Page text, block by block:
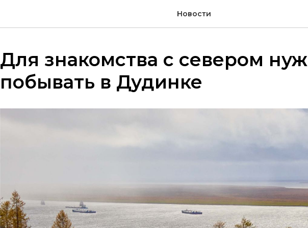
Новости
Для знакомства с севером
побывать в Дудинке